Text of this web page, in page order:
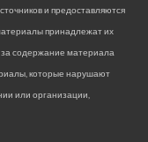
и предоставляются
принадлежат их
содержание материала
которые нарушают
или организации,